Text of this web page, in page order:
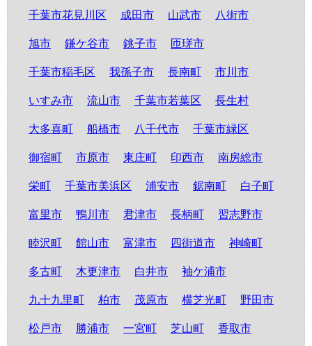
千葉市花見川区
成田市 山武市 八街市
旭市 鎌ケ谷市 銚子市 匝瑳市
千葉市稲毛区 我孫子市 長南町 市川市
いすみ市 流山市 千葉市若葉区 長生村
大多喜町 船橋市 八千代市 千葉市緑区
御宿町 市原市 東庄町 印西市 南房総市
栄町 千葉市美浜区 浦安市 鋸南町 白子町
富里市 鴨川市 君津市 長柄町 習志野市
睦沢町 館山市 富津市 四街道市 神崎町
多古町 木更津市 白井市 袖ケ浦市
九十九里町 柏市 茂原市 横芝光町 野田市
松戸市 勝浦市 一宮町 芝山町 香取市